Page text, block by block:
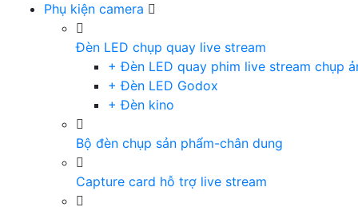
Phụ kiện camera
Đèn LED chụp quay live stream
+ Đèn LED quay phim live stream chụp
+ Đèn LED Godox
+ Đèn kino
Bộ đèn chụp sản phẩm-chân dung
Capture card hỗ trợ live stream